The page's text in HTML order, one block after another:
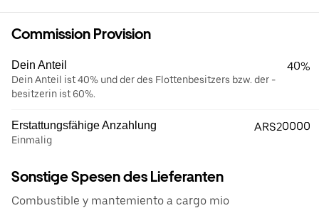
Commission Provision
Dein Anteil
Dein Anteil ist 40% und der des Flottenbesitzers bzw. der -
besitzerin ist 60%.
40%
Erstattungsfähige Anzahlung
Einmalig
ARS20000
Sonstige Spesen des Lieferanten
Combustible y mantemiento a cargo mio